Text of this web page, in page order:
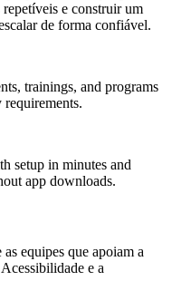
repetíveis e construir um
de forma confiável.
trainings, and programs
setup in minutes and
app downloads.
equipes que apoiam a
e a